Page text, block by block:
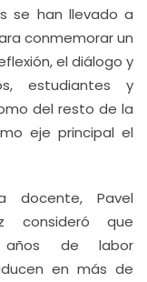
se han llevado a
conmemorar un
el diálogo y
estudiantes y
del resto de la
eje principal el
docente, Pavel
consideró que
de labor
en más de